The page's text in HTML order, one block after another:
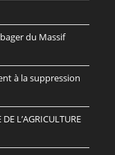
du Massif
à la suppression
L’AGRICULTURE